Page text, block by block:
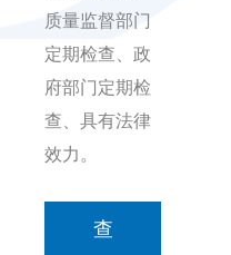
质量监督部门
定期检查、政
府部门定期检
查、具有法律
效力。
查